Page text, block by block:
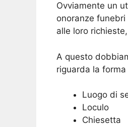
Ovviamente un
onoranze
alle loro
A questo
riguarda la
Luogo di
Loculo
Chiesetta